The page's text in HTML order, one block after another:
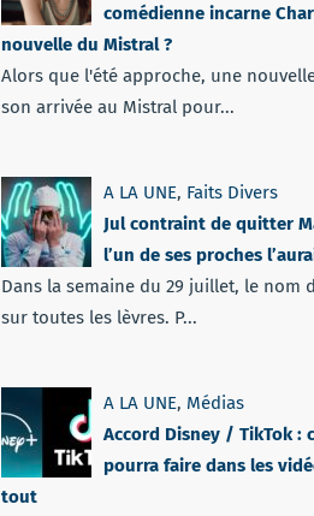
comédienne incarne
nouvelle du Mistral ?
Alors que l'été approche, une
son arrivée au Mistral pour...
A LA UNE, Faits Divers
Jul contraint de quitter
l’un de ses proches
Dans la semaine du 29 juillet, le nom
sur toutes les lèvres. P...
A LA UNE, Médias
Accord Disney / TikTok :
pourra faire dans les
tout